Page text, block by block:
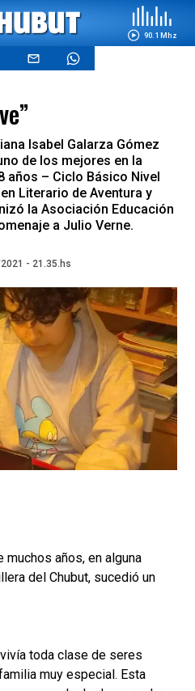
90.1 Mhz
Isabel Galarza Gómez
de los mejores en la
años – Ciclo Básico Nivel
Literario de Aventura y
la Asociación Educación
a Julio Verne.
- 21.35.hs
muchos años, en alguna
del Chubut, sucedió un
toda clase de seres
muy especial. Esta